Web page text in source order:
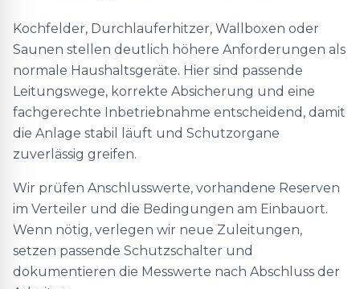
Kochfelder, Durchlauferhitzer, Wallboxen oder
Saunen stellen deutlich höhere Anforderungen als
normale Haushaltsgeräte. Hier sind passende
Leitungswege, korrekte Absicherung und eine
fachgerechte Inbetriebnahme entscheidend, damit
die Anlage stabil läuft und Schutzorgane
zuverlässig greifen.
Wir prüfen Anschlusswerte, vorhandene Reserven
im Verteiler und die Bedingungen am Einbauort.
Wenn nötig, verlegen wir neue Zuleitungen,
setzen passende Schutzschalter und
dokumentieren die Messwerte nach Abschluss der